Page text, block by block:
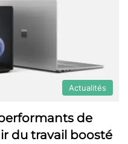
Actualités
de
du travail boosté